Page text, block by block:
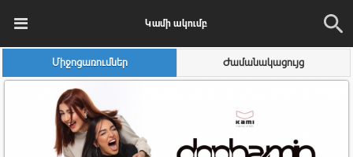
Կամի ակումբ
Միջոցառումներ Ժամանակացույց